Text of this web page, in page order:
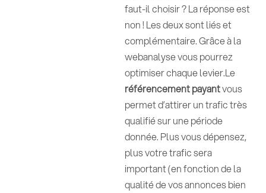
faut-il choisir ? La réponse est
non ! Les deux sont liés et
complémentaire. Grâce à la
webanalyse vous pourrez
optimiser chaque levier.Le
référencement payantvous
permet d’attirer un trafic très
qualifié sur une période
donnée. Plus vous dépensez,
plus votre trafic sera
important (en fonction de la
qualité de vos annonces bien